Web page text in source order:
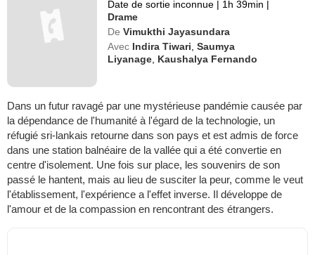
Date de sortie inconnue | 1h 39min |
Drame
De Vimukthi Jayasundara
Avec Indira Tiwari ,Saumya
Liyanage Kaushalya Fernando
Dans un futur ravagé par une mystérieuse pandémie causée par
la dépendance de l'humanité à l'égard de la technologie, un
réfugié sri-lankais retourne dans son pays et est admis de force
dans une station balnéaire de la vallée qui a été convertie en
centre d'isolement. Une fois sur place, les souvenirs de son
passé le hantent, mais au lieu de susciter la peur, comme le veut
l'établissement, l'expérience a l'effet inverse. Il développe de
l'amour et de la compassion en rencontrant des étrangers.